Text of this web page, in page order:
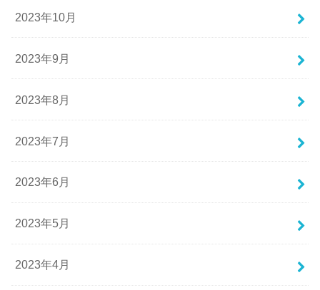
2023年10月
2023年9月
2023年8月
2023年7月
2023年6月
2023年5月
2023年4月